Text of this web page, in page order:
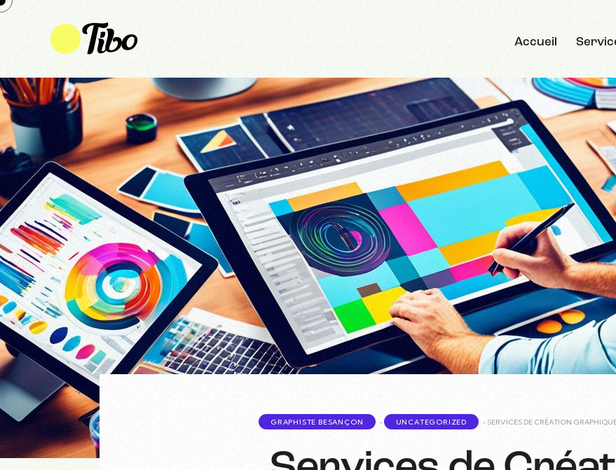
Accueil
GRAPHISTE BESANÇON - UNCATEGORIZED - SERVICES DE CRÉATION